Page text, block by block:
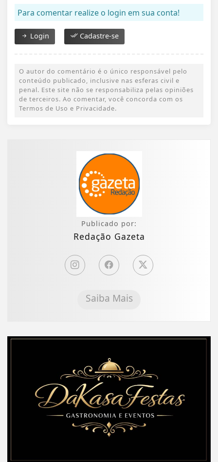
Para comentar realize o login em sua conta!
Login Cadastre-se
O autor do comentário é o único responsável pelo
conteúdo publicado, inclusive nas esferas civil e
penal. Este site não se responsabiliza pelas opiniões
de terceiros. Ao comentar, você concorda com os
Termos de Uso e Privacidade.
Publicado por:
Redação Gazeta
Saiba Mais